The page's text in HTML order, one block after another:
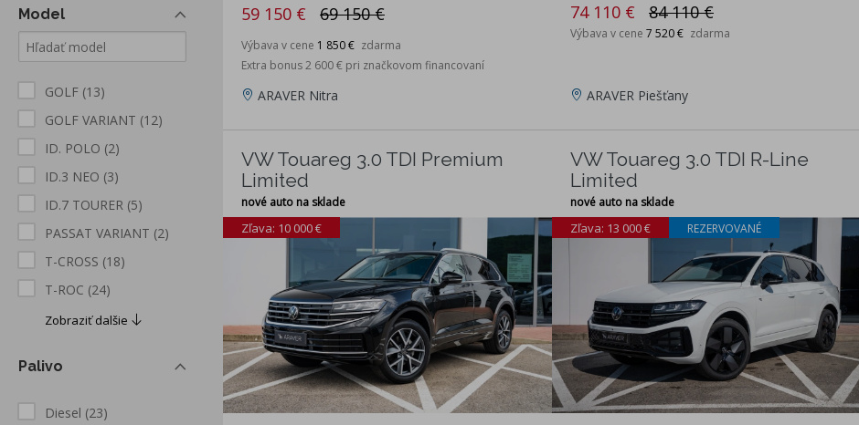
Model
GOLF (13)
GOLF VARIANT (12)
ID. POLO (2)
ID.3 NEO (3)
ID.7 TOURER (5)
PASSAT VARIANT (2)
T-CROSS (18)
T-ROC (24)
Zobraziť dalšie
Palivo
Diesel (23)
59 150 € 69 150 €
Výbava v cene 1 850 € zdarma
Extra bonus 2 600 € pri značkovom financovaní
ARAVER Nitra
74 110 € 84 110 €
Výbava v cene 7 520 € zdarma
ARAVER Piešťany
VW Touareg 3.0 TDI Premium
Limited
nové auto na sklade
Zľava: 10 000 €
VW Touareg 3.0 TDI R-Line
Limited
nové auto na sklade
Zľava: 13 000 € REZERVOVANÉ